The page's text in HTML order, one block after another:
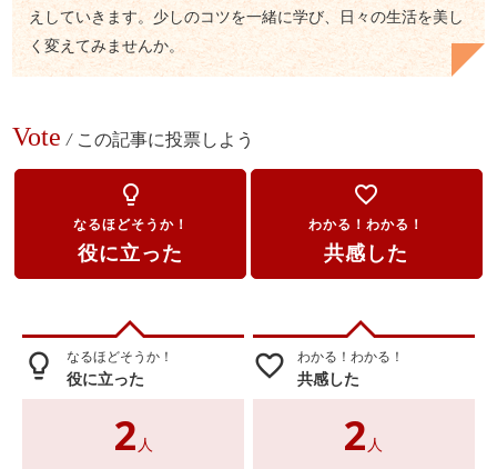
えしていきます。少しのコツを一緒に学び、日々の生活を美し
く変えてみませんか。
Vote / この記事に投票しよう
lightbulb_outline
なるほどそうか！
役に立った
favorite_border
わかる！わかる！
共感した
lightbulb_outline なるほどそうか！
役に立った
2 人
favorite_border わかる！わかる！
共感した
2 人